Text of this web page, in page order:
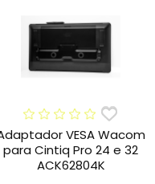
VESA Wacom
para Cintiq Pro 24 e 32
ACK62804K